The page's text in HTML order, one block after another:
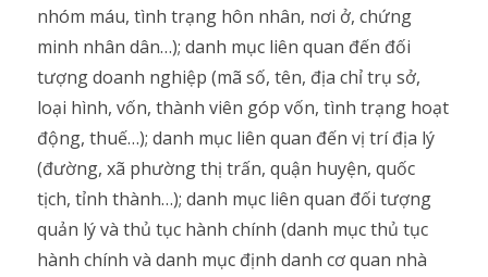
nhóm máu, tình trạng hôn nhân, nơi ở, chứng
minh nhân dân…); danh mục liên quan đến đối
tượng doanh nghiệp (mã số, tên, địa chỉ trụ sở,
loại hình, vốn, thành viên góp vốn, tình trạng hoạt
động, thuế…); danh mục liên quan đến vị trí địa lý
(đường, xã phường thị trấn, quận huyện, quốc
tịch, tỉnh thành…); danh mục liên quan đối tượng
quản lý và thủ tục hành chính (danh mục thủ tục
hành chính và danh mục định danh cơ quan nhà